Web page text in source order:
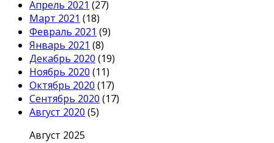
Апрель 2021 (27)
Март 2021 (18)
Февраль 2021 (9)
Январь 2021 (8)
Декабрь 2020 (19)
Ноябрь 2020 (11)
Октябрь 2020 (17)
Сентябрь 2020 (17)
Август 2020 (5)
Август 2025